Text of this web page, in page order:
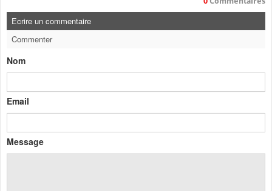
Ecrire un commentaire
Commenter
Nom
Email
Message